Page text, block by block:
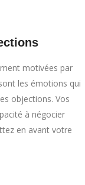
motivées par
les émotions qui
objections. Vos
à négocier
en avant votre